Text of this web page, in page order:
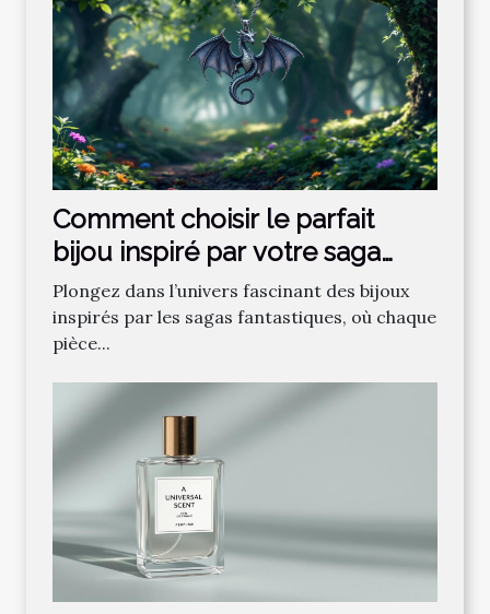
Comment choisir le parfait
bijou inspiré par votre saga
fantastique préférée ?
Plongez dans l’univers fascinant des bijoux
inspirés par les sagas fantastiques, où chaque
pièce...